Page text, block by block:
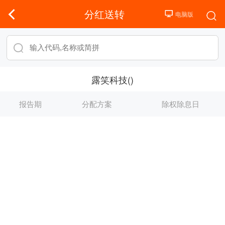
分红送转
露笑科技()
报告期 分配方案 除权除息日